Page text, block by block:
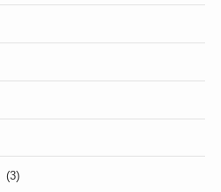
(3)